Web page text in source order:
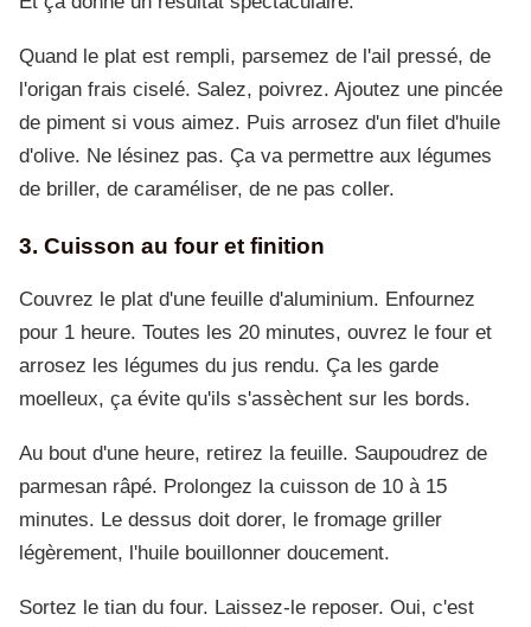
Quand le plat est rempli, parsemez de l'ail pressé, de
l'origan frais ciselé. Salez, poivrez. Ajoutez une pincée
de piment si vous aimez. Puis arrosez d'un filet d'huile
d'olive. Ne lésinez pas. Ça va permettre aux légumes
de briller, de caraméliser, de ne pas coller.
3. Cuisson au four et finition
Couvrez le plat d'une feuille d'aluminium. Enfournez
pour 1 heure. Toutes les 20 minutes, ouvrez le four et
arrosez les légumes du jus rendu. Ça les garde
moelleux, ça évite qu'ils s'assèchent sur les bords.
Au bout d'une heure, retirez la feuille. Saupoudrez de
parmesan râpé. Prolongez la cuisson de 10 à 15
minutes. Le dessus doit dorer, le fromage griller
légèrement, l'huile bouillonner doucement.
Sortez le tian du four. Laissez-le reposer. Oui, c'est